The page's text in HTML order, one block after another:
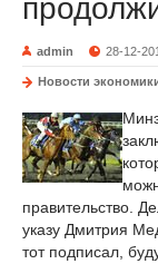
admin 28-12-
Новости
правительство.
указу Дмитрия
тот подписал,